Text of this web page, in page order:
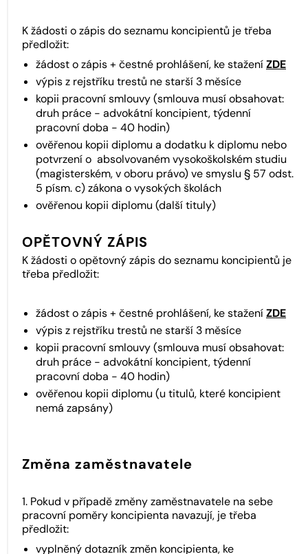
K žádosti o zápis do seznamu koncipientů je třeba
předložit:
žádost o zápis + čestné prohlášení, ke staženíZDE
výpis z rejstříku trestů ne starší 3 měsíce
kopii pracovní smlouvy (smlouva musí obsahovat:
druh práce - advokátní koncipient, týdenní
pracovní doba - 40 hodin)
ověřenou kopii diplomu a dodatku k diplomu nebo
potvrzení o absolvovaném vysokoškolském studiu
(magisterském, v oboru právo) ve smyslu § 57 odst.
5 písm. c) zákona o vysokých školách
ověřenou kopii diplomu (další tituly)
OPĚTOVNÝ ZÁPIS
K žádosti o opětovný zápis do seznamu koncipientů je
třeba předložit:
žádost o zápis + čestné prohlášení, ke staženíZDE
výpis z rejstříku trestů ne starší 3 měsíce
kopii pracovní smlouvy (smlouva musí obsahovat:
druh práce - advokátní koncipient, týdenní
pracovní doba - 40 hodin)
ověřenou kopii diplomu (u titulů, které koncipient
nemá zapsány)
Změna zaměstnavatele
1. Pokud v případě změny zaměstnavatele na sebe
pracovní poměry koncipienta navazují, je třeba
předložit:
vyplněný dotazník změn koncipienta, ke